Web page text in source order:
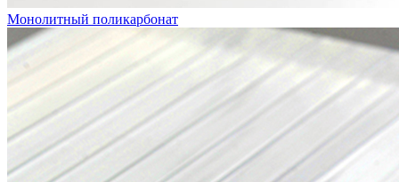
Монолитный поликарбонат